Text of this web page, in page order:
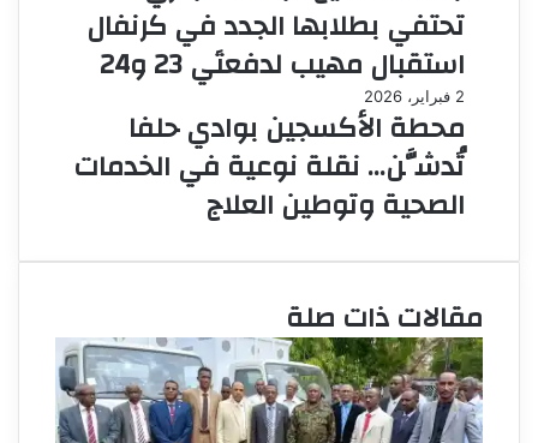
تحتفي بطلابها الجدد في كرنفال
استقبال مهيب لدفعتَي 23 و24
2 فبراير، 2026
محطة الأكسجين بوادي حلفا
تُدشَّن… نقلة نوعية في الخدمات
الصحية وتوطين العلاج
مقالات ذات صلة